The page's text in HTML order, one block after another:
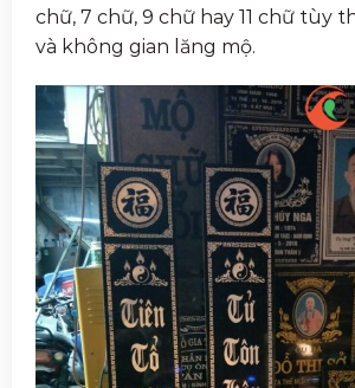
chữ, 7 chữ, 9 chữ hay 11 chữ tùy
và không gian lăng mộ.